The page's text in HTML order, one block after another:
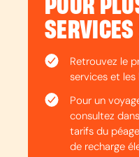
POUR
Retrouvez le
services et les
Pour un
consultez
tarifs du
de recharge